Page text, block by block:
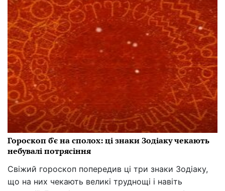
Гороскоп б'є на сполох: ці знаки Зодіаку чекають
небувалі потрясіння
Свіжий гороскоп попередив ці три знаки Зодіаку,
що на них чекають великі труднощі і навіть